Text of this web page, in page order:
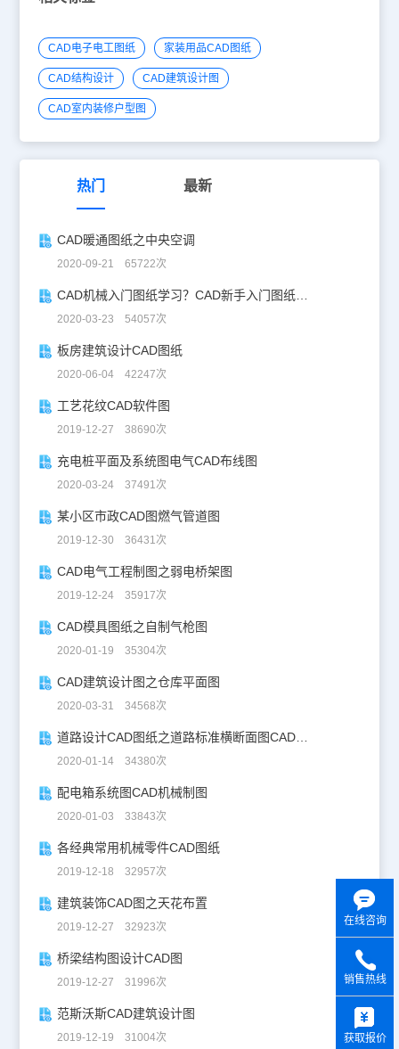
CAD电子电工图纸 家装用品CAD图纸
CAD结构设计 CAD建筑设计图
CAD室内装修户型图
热门 最新
CAD暖通图纸之中央空调
2020-09-21 65722次
CAD机械入门图纸学习？CAD新手入门图纸练习
2020-03-23 54057次
板房建筑设计CAD图纸
2020-06-04 42247次
工艺花纹CAD软件图
2019-12-27 38690次
充电桩平面及系统图电气CAD布线图
2020-03-24 37491次
某小区市政CAD图燃气管道图
2019-12-30 36431次
CAD电气工程制图之弱电桥架图
2019-12-24 35917次
CAD模具图纸之自制气枪图
2020-01-19 35304次
CAD建筑设计图之仓库平面图
2020-03-31 34568次
道路设计CAD图纸之道路标准横断面图CAD图纸
2020-01-14 34380次
配电箱系统图CAD机械制图
2020-01-03 33843次
各经典常用机械零件CAD图纸
2019-12-18 32957次
建筑装饰CAD图之天花布置
2019-12-27 32923次
桥梁结构图设计CAD图
2019-12-27 31996次
范斯沃斯CAD建筑设计图
2019-12-19 31004次
在线咨询
销售热线
获取报价